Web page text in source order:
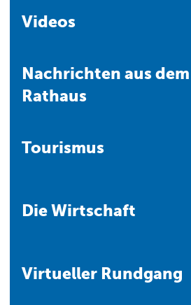
Videos
Nachrichten aus dem
Rathaus
Tourismus
Die Wirtschaft
Virtueller Rundgang